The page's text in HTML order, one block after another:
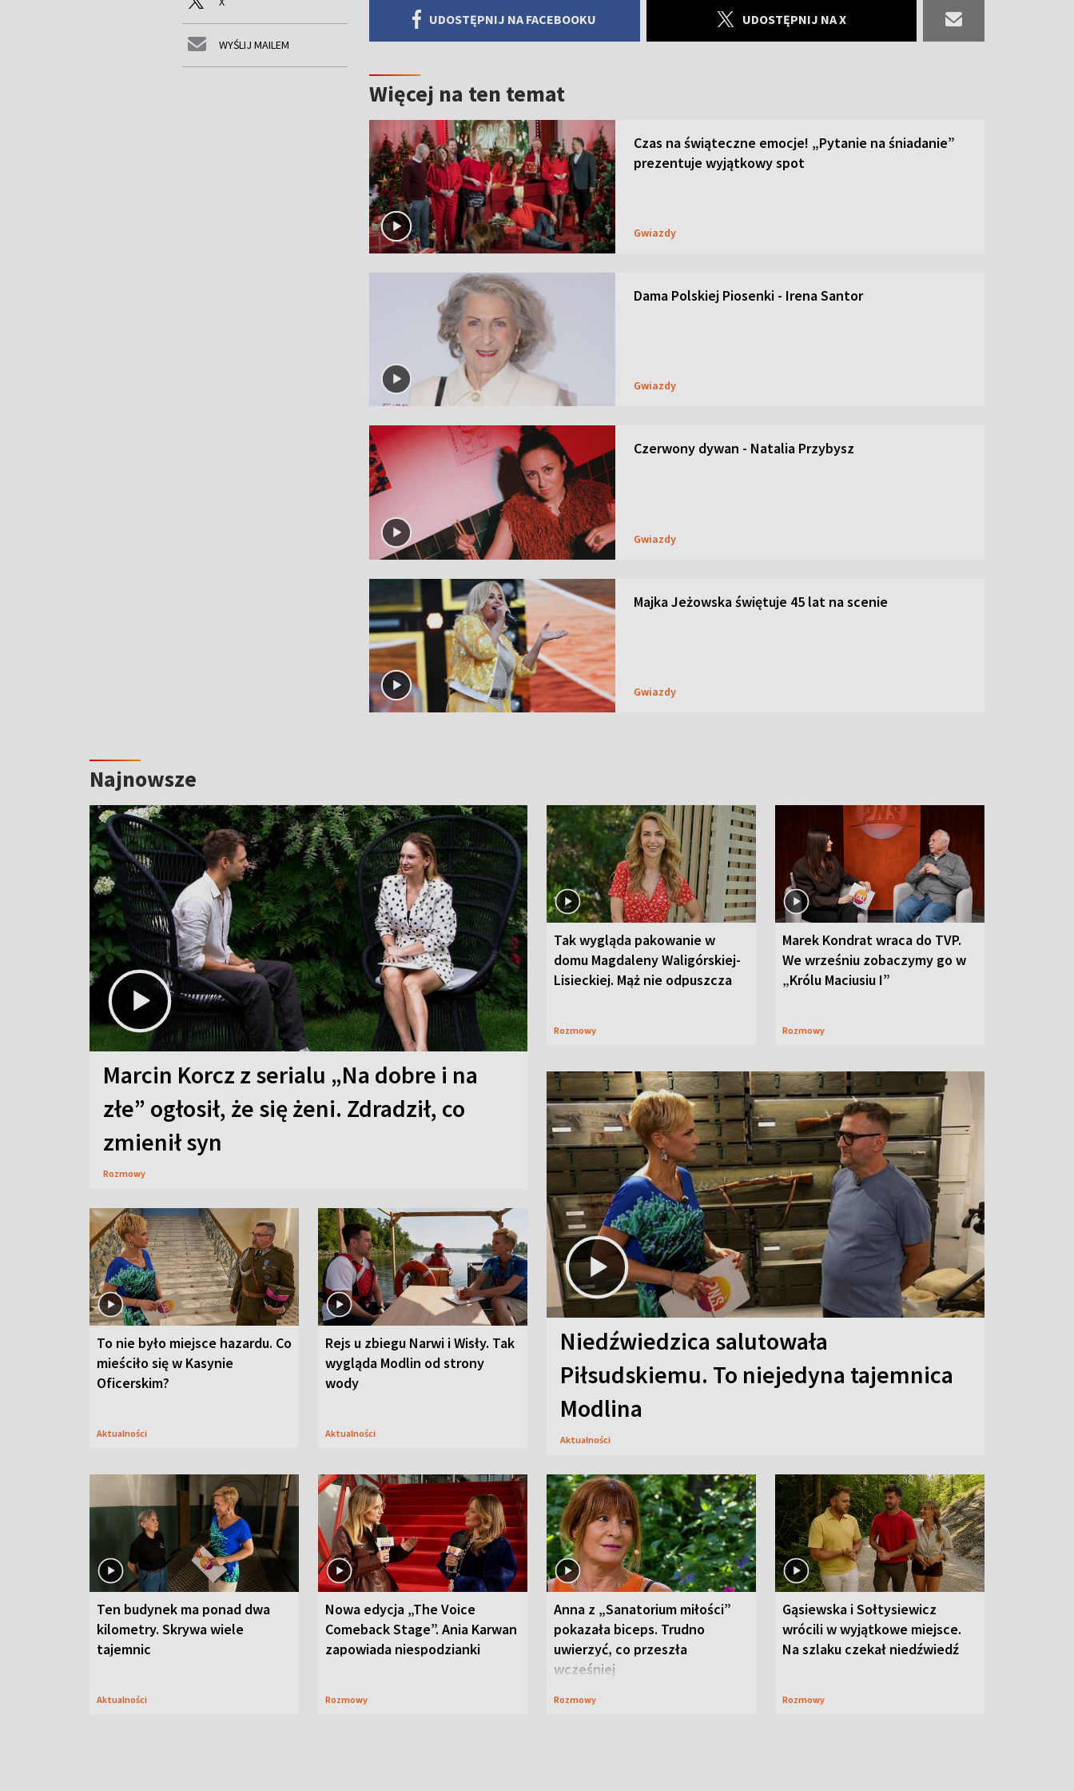
WYŚLIJ MAILEM
UDOSTĘPNIJ NA FACEBOOKU UDOSTĘPNIJ NA X
Więcej na ten temat
Czas na świąteczne emocje! „Pytanie na śniadanie”
prezentuje wyjątkowy spot
Gwiazdy
Dama Polskiej Piosenki - Irena Santor
Gwiazdy
Czerwony dywan - Natalia Przybysz
Gwiazdy
Majka Jeżowska świętuje 45 lat na scenie
Gwiazdy
Najnowsze
Marcin Korcz z serialu „Na dobre i na
złe” ogłosił, że się żeni. Zdradził, co
zmienił syn
Rozmowy
Tak wygląda pakowanie w
domu Magdaleny Waligórskiej-
Lisieckiej. Mąż nie odpuszcza
Rozmowy
Marek Kondrat wraca do TVP.
We wrześniu zobaczymy go w
„Królu Maciusiu I”
Rozmowy
To nie było miejsce hazardu. Co
mieściło się w Kasynie
Oficerskim?
Aktualności
Rejs u zbiegu Narwi i Wisły. Tak
wygląda Modlin od strony
wody
Aktualności
Niedźwiedzica salutowała
Piłsudskiemu. To niejedyna tajemnica
Modlina
Aktualności
Ten budynek ma ponad dwa
kilometry. Skrywa wiele
tajemnic
Aktualności
Nowa edycja „The Voice
Comeback Stage”. Ania Karwan
zapowiada niespodzianki
Rozmowy
Anna z „Sanatorium miłości”
pokazała biceps. Trudno
uwierzyć, co przeszła
wcześniej
Rozmowy
Gąsiewska i Sołtysiewicz
wrócili w wyjątkowe miejsce.
Na szlaku czekał niedźwiedź
Rozmowy